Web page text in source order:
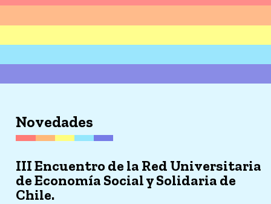
Novedades
III Encuentro de la Red Universitaria
de Economía Social y Solidaria de
Chile.